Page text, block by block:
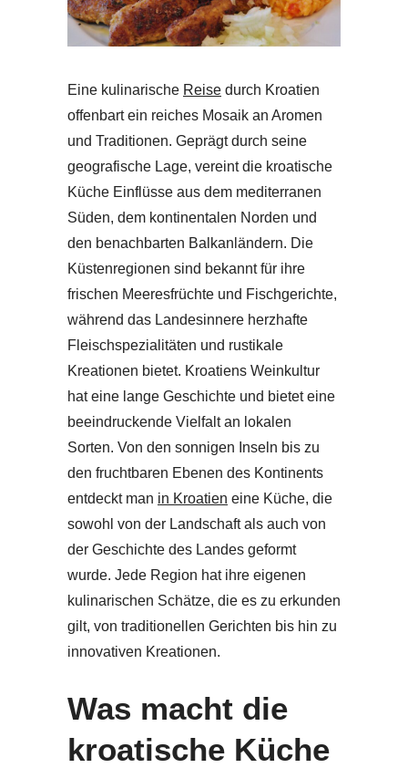
Eine kulinarische Reise durch Kroatien
offenbart ein reiches Mosaik an Aromen
und Traditionen. Geprägt durch seine
geografische Lage, vereint die kroatische
Küche Einflüsse aus dem mediterranen
Süden, dem kontinentalen Norden und
den benachbarten Balkanländern. Die
Küstenregionen sind bekannt für ihre
frischen Meeresfrüchte und Fischgerichte,
während das Landesinnere herzhafte
Fleischspezialitäten und rustikale
Kreationen bietet. Kroatiens Weinkultur
hat eine lange Geschichte und bietet eine
beeindruckende Vielfalt an lokalen
Sorten. Von den sonnigen Inseln bis zu
den fruchtbaren Ebenen des Kontinents
entdeckt man in Kroatien eine Küche, die
sowohl von der Landschaft als auch von
der Geschichte des Landes geformt
wurde. Jede Region hat ihre eigenen
kulinarischen Schätze, die es zu erkunden
gilt, von traditionellen Gerichten bis hin zu
innovativen Kreationen.
Was macht die
kroatische Küche